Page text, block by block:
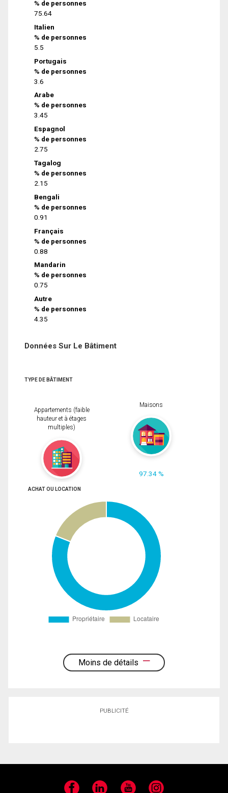
% de personnes
75.64
Italien
% de personnes
5.5
Portugais
% de personnes
3.6
Arabe
% de personnes
3.45
Espagnol
% de personnes
2.75
Tagalog
% de personnes
2.15
Bengali
% de personnes
0.91
Français
% de personnes
0.88
Mandarin
% de personnes
0.75
Autre
% de personnes
4.35
Données Sur Le Bâtiment
TYPE DE BÂTIMENT
Appartements (faible
hauteur et à étages
multiples)
Maisons
97.34 %
ACHAT OU LOCATION
Moins de détails
PUBLICITÉ